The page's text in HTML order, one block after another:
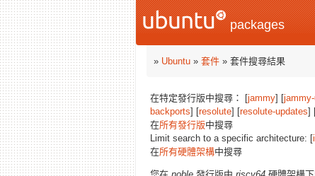
packages
» Ubuntu » 套件 » 套件搜尋結果
在特定發行版中搜尋： [jammy] [
backports] [resolute] [resolute-updates]
在所有發行版中搜尋
Limit search to a specific architecture: [
在所有硬體架構中搜尋